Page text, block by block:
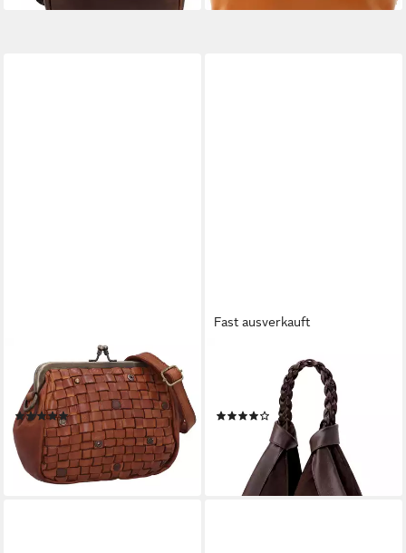
ca. 17cm
Handtasche Gusti Leder
Handtasche Britney (1-tlg)
(1)
59,95 €
lieferbar - in 4-5 Werktagen bei dir
Fast ausverkauft
COLLEZIONE ALESSANDRO
Schultertasche Lusso, aus
echtem Leder, Made in Italy
(2)
UVP149,90 €
lieferbar - in 2-3 Werktagen bei dir